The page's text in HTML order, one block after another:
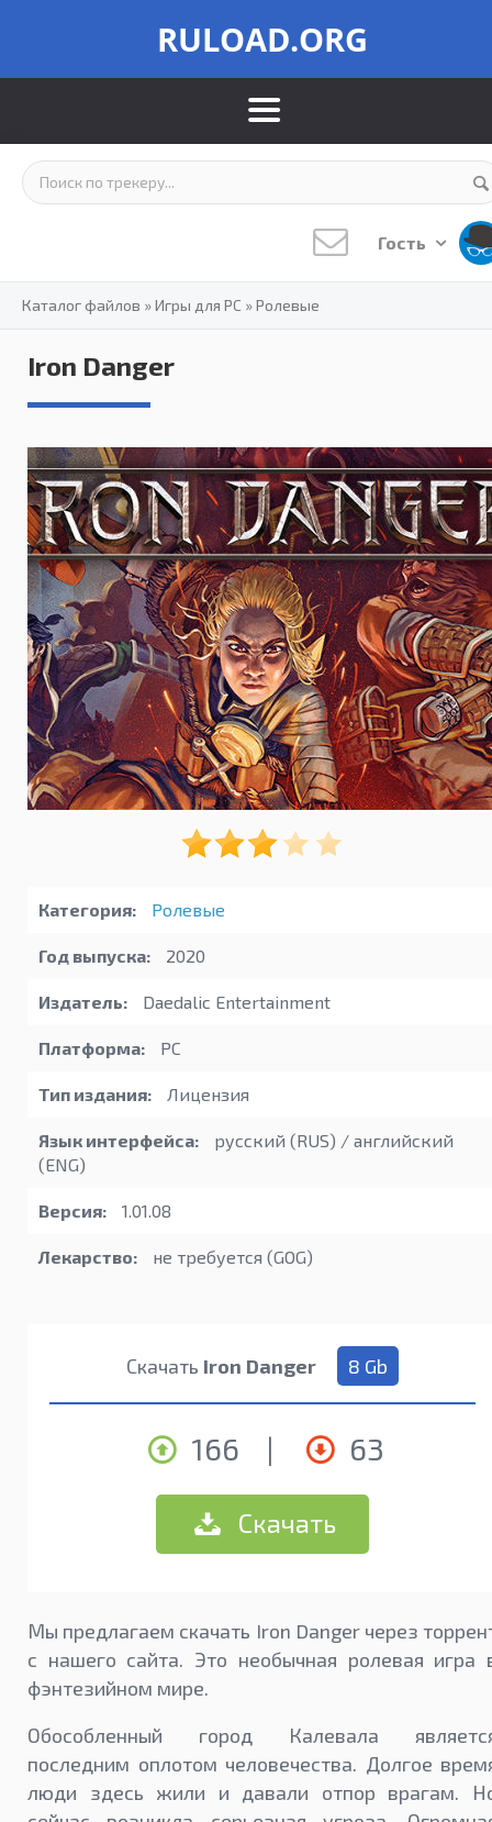
RULOAD.ORG
Гость
Каталог файлов »Игры для PC »Ролевые
Iron Danger
Категория: Ролевые
Год выпуска: 2020
Издатель: Daedalic Entertainment
Платформа: PC
Тип издания: Лицензия
Язык интерфейса:
русский (RUS) / английский
(ENG)
Версия: 1.01.08
Лекарство: не требуется (GOG)
Скачать Iron Danger 8 Gb
166 | 63
Скачать
Мы предлагаем скачать Iron Danger через
с нашего сайта. Это необычная ролевая игра
фэнтезийном мире.
Обособленный город Калевала
последним оплотом человечества. Долгое
люди здесь жили и давали отпор врагам.